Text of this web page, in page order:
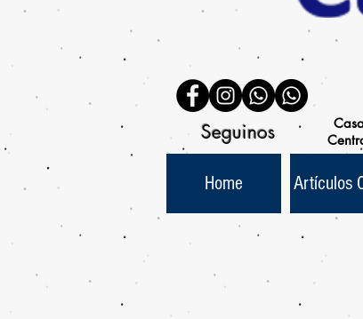
Seguinos
Home Artículos